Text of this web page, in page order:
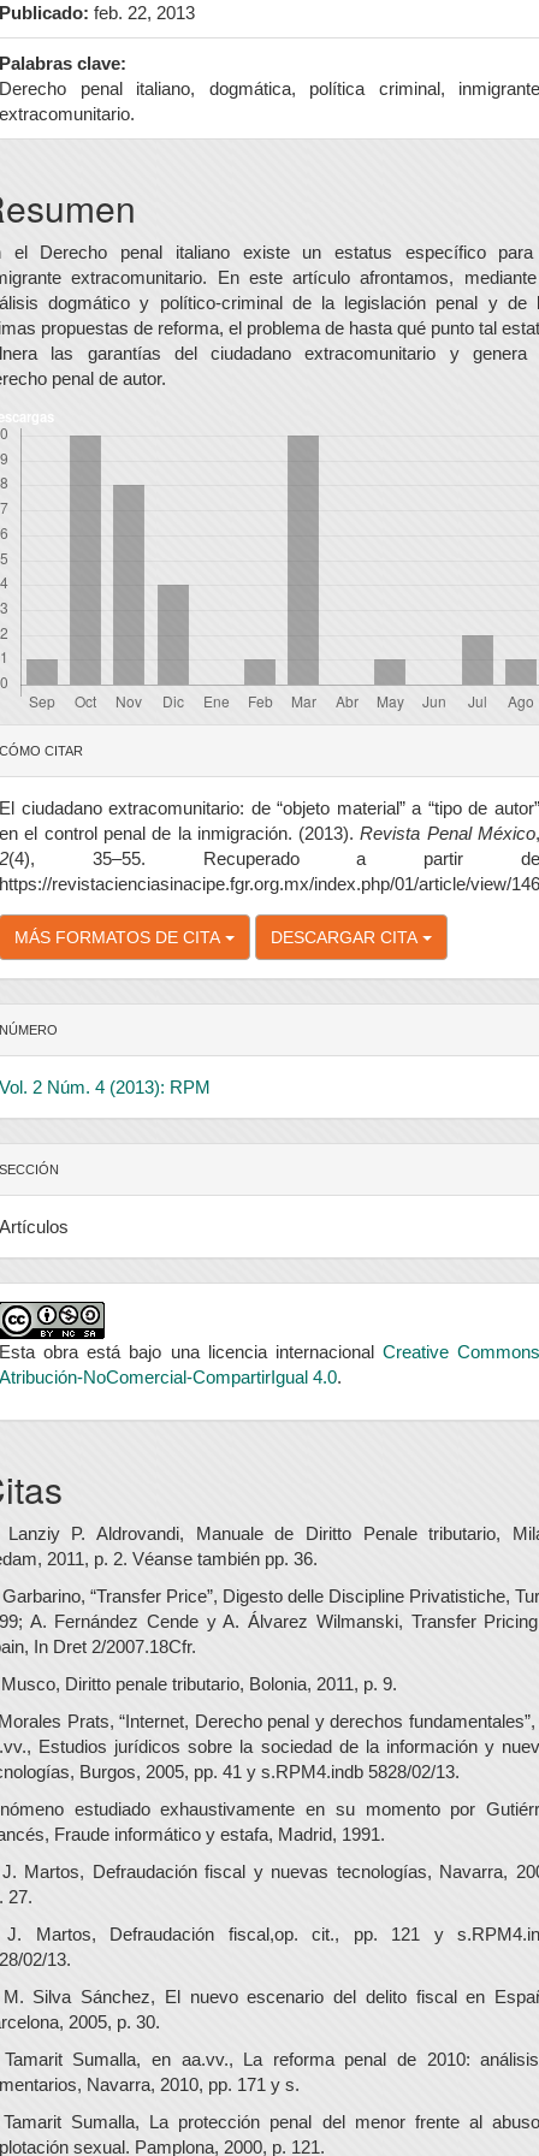
Publicado: feb. 22, 2013
Palabras clave:
Derecho penal italiano, dogmática, política criminal, inmigrante
extracomunitario.
el Derecho penal italiano existe un estatus específico
extracomunitario. En este artículo afrontamos,
dogmático y político-criminal de la legislación penal y de
propuestas de reforma, el problema de hasta qué punto tal
las garantías del ciudadano extracomunitario y genera
penal de autor.
CÓMO CITAR
El ciudadano extracomunitario: de “objeto material” a “tipo de autor”
en el control penal de la inmigración. (2013).Revista Penal México
2(4), 35–55. Recuperado a partir de
https://revistacienciasinacipe.fgr.org.mx/index.php/01/article/view/146
MÁS FORMATOS DE CITA DESCARGAR CITA
NÚMERO
Vol. 2 Núm. 4 (2013): RPM
SECCIÓN
Artículos
Esta obra está bajo una licencia internacional Creative Commons
Atribución-NoComercial-CompartirIgual 4.0.
P. Aldrovandi, Manuale de Diritto Penale tributario,
2011, p. 2. Véanse también pp. 36.
“Transfer Price”, Digesto delle Discipline Privatistiche,
A. Fernández Cende y A. Álvarez Wilmanski, Transfer
In Dret 2/2007.18Cfr.
Diritto penale tributario, Bolonia, 2011, p. 9.
Prats, “Internet, Derecho penal y derechos fundamentales”,
Estudios jurídicos sobre la sociedad de la información y
Burgos, 2005, pp. 41 y s.RPM4.indb 5828/02/13.
estudiado exhaustivamente en su momento por
Fraude informático y estafa, Madrid, 1991.
Martos, Defraudación fiscal y nuevas tecnologías, Navarra,
27.
Martos, Defraudación fiscal,op. cit., pp. 121 y
02/13.
Silva Sánchez, El nuevo escenario del delito fiscal en
2005, p. 30.
Sumalla, en aa.vv., La reforma penal de 2010:
Navarra, 2010, pp. 171 y s.
Sumalla, La protección penal del menor frente al
sexual. Pamplona, 2000, p. 121.